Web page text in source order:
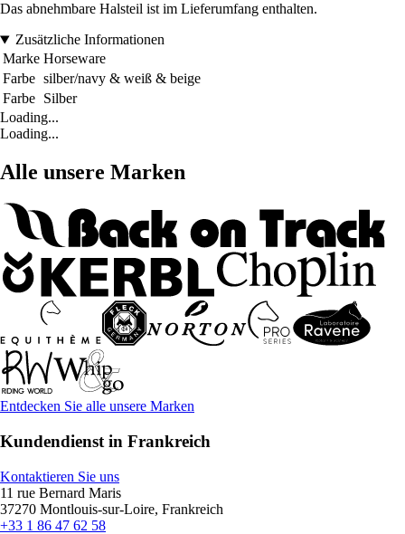
Das abnehmbare Halsteil ist im Lieferumfang enthalten.
Zusätzliche Informationen
Marke Horseware
Farbe silber/navy & weiß & beige
Farbe Silber
Loading...
Loading...
Alle unsere Marken
Entdecken Sie alle unsere Marken
Kundendienst in Frankreich
Kontaktieren Sie uns
11 rue Bernard Maris
37270 Montlouis-sur-Loire, Frankreich
+33 1 86 47 62 58